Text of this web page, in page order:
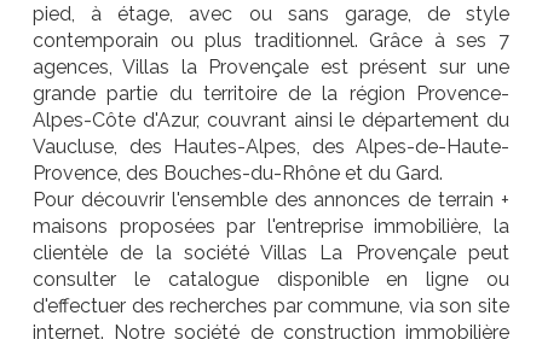
pied, à étage, avec ou sans garage, de style
contemporain ou plus traditionnel. Grâce à ses 7
agences, Villas la Provençale est présent sur une
grande partie du territoire de la région Provence-
Alpes-Côte d'Azur, couvrant ainsi le département du
Vaucluse, des Hautes-Alpes, des Alpes-de-Haute-
Provence, des Bouches-du-Rhône et du Gard.
Pour découvrir l'ensemble des annonces de terrain +
maisons proposées par l'entreprise immobilière, la
clientèle de la société Villas La Provençale peut
consulter le catalogue disponible en ligne ou
d'effectuer des recherches par commune, via son site
internet. Notre société de construction immobilière